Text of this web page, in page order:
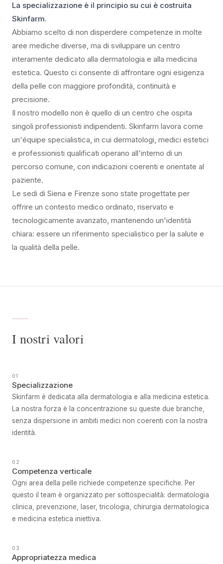
La specializzazione è il principio su cui è costruita
Skinfarm.
Abbiamo scelto di non disperdere competenze in molte
aree mediche diverse, ma di sviluppare un centro
interamente dedicato alla dermatologia e alla medicina
estetica. Questo ci consente di affrontare ogni esigenza
della pelle con maggiore profondità, continuità e
precisione.
Il nostro modello non è quello di un centro che ospita
singoli professionisti indipendenti. Skinfarm lavora come
un'équipe specialistica, in cui dermatologi, medici estetici
e professionisti qualificati operano all'interno di un
percorso comune, con indicazioni coerenti e orientate al
paziente.
Le sedi di Siena e Firenze sono state progettate per
offrire un contesto medico ordinato, riservato e
tecnologicamente avanzato, mantenendo un'identità
chiara: essere un riferimento specialistico per la salute e
la qualità della pelle.
I nostri valori
01
Specializzazione
Skinfarm è dedicata alla dermatologia e alla medicina estetica.
La nostra forza è la concentrazione su queste due branche,
senza dispersione in ambiti medici non coerenti con la nostra
identità.
02
Competenza verticale
Ogni area della pelle richiede competenze specifiche. Per
questo il team è organizzato per sottospecialità: dermatologia
clinica, prevenzione, laser, tricologia, chirurgia dermatologica
e medicina estetica iniettiva.
03
Appropriatezza medica